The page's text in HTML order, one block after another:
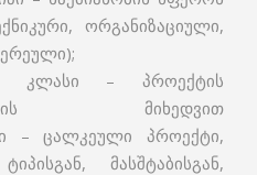
ორგანიზაციული,
კლასი – პროექტის
მიხედვით
– ცალკეული პროექტი,
მასშტაბისგან,